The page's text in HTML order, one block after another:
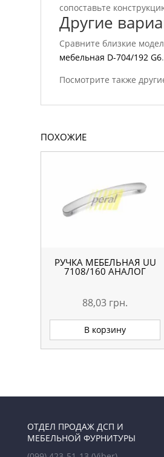
сопоставьте
Другие
Сравните близкие
мебельная D-704/192 G6.
Посмотрите также
ПОХОЖИЕ
РУЧКА МЕБЕЛЬНАЯ UU
7108/160 АНАЛОГ
88,03 грн.
В корзину
ОТДЕЛ ПРОДАЖ ДСП И
МЕБЕЛЬНОЙ ФУРНИТУРЫ